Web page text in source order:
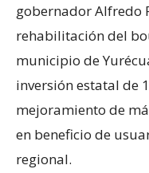
gobernador Alfredo
rehabilitación del
municipio de
inversión estatal de
mejoramiento de
en beneficio de
regional.